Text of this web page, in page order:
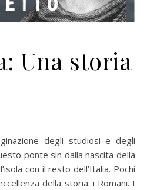
Una storia
degli studiosi e degli
ponte sin dalla nascita della
con il resto dell’Italia. Pochi
della storia: i Romani. I